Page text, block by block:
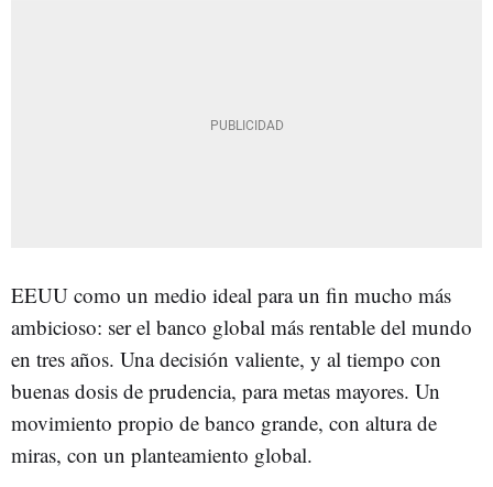
EEUU como un medio ideal para un fin mucho más
ambicioso: ser el banco global más rentable del mundo
en tres años. Una decisión valiente, y al tiempo con
buenas dosis de prudencia, para metas mayores. Un
movimiento propio de banco grande, con altura de
miras, con un planteamiento global.